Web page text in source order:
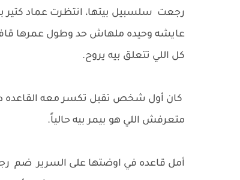
رجعت سلسبيل بيتها، انتظرت عماد كتير
عايشه وحيده ملهاش حد وطول عمرها
كل اللي تتعلق بيه يروح.
كان أول شخص تقبل تكسر معه القاعده
متعرفش اللي هو بيمر بيه حالياً.
أمل قاعده في اوضتها على السرير ضم